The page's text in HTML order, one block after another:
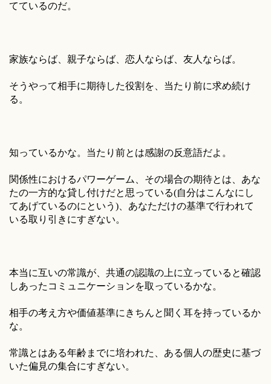
てているのだ。
家族ならば、親子ならば、恋人ならば、友人ならば。
そうやって相手に期待した役割を、当たり前に求め続け
る。
知っているかな。当たり前とは感謝の反意語だよ。
関係性におけるパワーゲーム、その場合の期待とは、あな
たの一方的な貸し付けだと思っている(自分はこんなにし
てあげているのにという)、あなただけの基準で行われて
いる取り引きにすぎない。
本当に互いの常識が、共通の認識の上に立っていると確認
しあったコミュニケーションを取っているかな。
相手の考え方や価値基準にきちんと聞く耳を持っているか
な。
常識とはある年齢までに培われた、ある個人の歴史に基づ
いた偏見の集合にすぎない。